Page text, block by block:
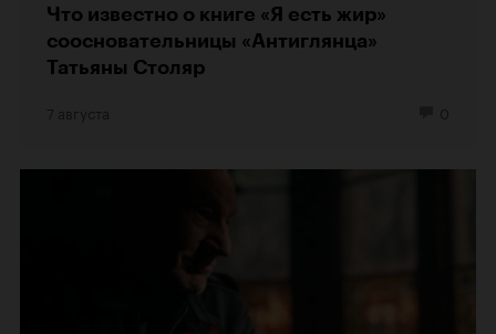
Что известно о книге «Я есть жир»
соосновательницы «Антиглянца»
Татьяны Столяр